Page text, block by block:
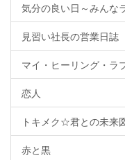
気分の良い日～みんな
見習い社長の営業日誌
マイ・ヒーリング・ラ
恋人
トキメク☆君との未来
赤と黒